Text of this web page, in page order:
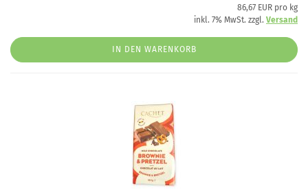
86,67 EUR pro kg
inkl. 7% MwSt. zzgl. Versand
IN DEN WARENKORB